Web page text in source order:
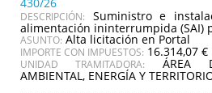
DESCRIPCIÓN: Suministro e
alimentación ininterrumpida (SAI)
ASUNTO: Alta licitación en Portal
IMPORTE CON IMPUESTOS: 16.314,07 €
UNIDAD TRAMITADORA: ÁREA
AMBIENTAL, ENERGÍA Y